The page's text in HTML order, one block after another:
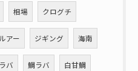
相場 クログチ
ルアー ジギング 海南
バ 鯛ラバ 白甘鯛